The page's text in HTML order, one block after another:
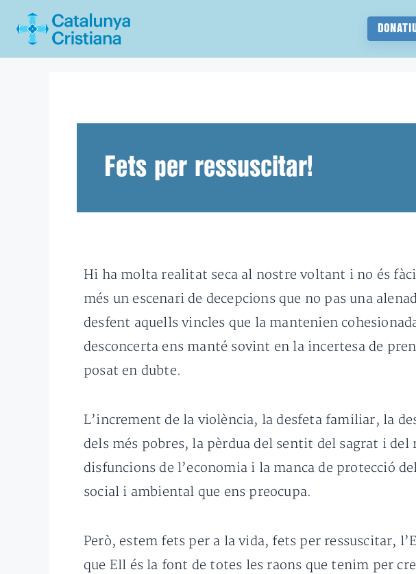
Fets per ressuscitar!
Hi ha molta realitat seca al nostre voltant i no és
més un escenari de decepcions que no pas una
desfent aquells vincles que la mantenien
desconcerta ens manté sovint en la incertesa de
posat en dubte.
L’increment de la violència, la desfeta familiar, la
dels més pobres, la pèrdua del sentit del sagrat i
disfuncions de l’economia i la manca de protecció
social i ambiental que ens preocupa.
Però, estem fets per a la vida, fets per ressuscitar,
que Ell és la font de totes les raons que tenim per